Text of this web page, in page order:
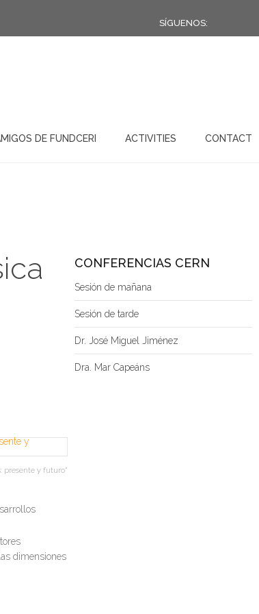
SÍGUENOS:
DE FUNDCERI ACTIVITIES CONTACT
presente y futuro"
dimensiones
CONFERENCIAS CERN
Sesión de mañana
Sesión de tarde
Dr. José Miguel Jiménez
Dra. Mar Capeáns